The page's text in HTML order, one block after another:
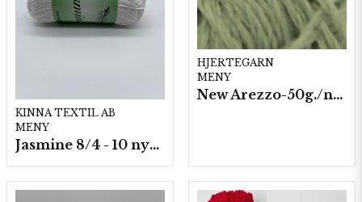
KINNA TEXTIL AB
MENY
Jasmine 8/4 - 10 nystan a50g./fp.
HJERTEGARN
MENY
New Arezzo-50g./nyst. 10 st/fp.